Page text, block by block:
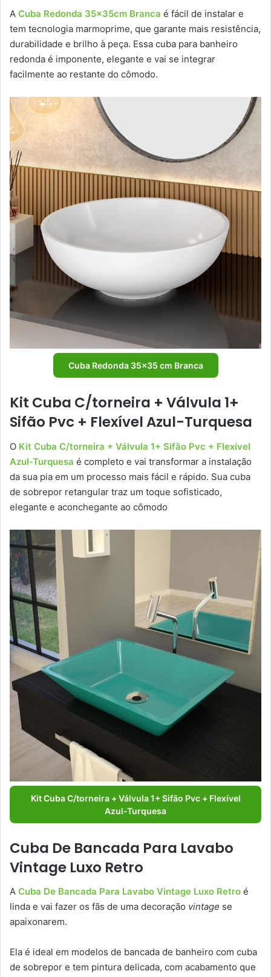
A Cuba Redonda 35x35cm Branca é fácil de instalar e
tem tecnologia marmoprime, que garante mais resistência,
durabilidade e brilho à peça. Essa cuba para banheiro
redonda é imponente, elegante e vai se integrar
facilmente ao restante do cômodo.
Cuba Redonda 35×35 cm Branca
Kit Cuba C/torneira + Válvula 1+
Sifão Pvc + Flexível Azul-Turquesa
O Kit Cuba C/torneira + Válvula 1+ Sifão Pvc + Flexível
Azul-Turquesa é completo e vai transformar a instalação
da sua pia em um processo mais fácil e rápido. Sua cuba
de sobrepor retangular traz um toque sofisticado,
elegante e aconchegante ao cômodo
Kit Cuba C/torneira + Válvula 1+ Sifão Pvc + Flexível
Azul-Turquesa
Cuba De Bancada Para Lavabo
Vintage Luxo Retro
A Cuba De Bancada Para Lavabo Vintage Luxo Retro é
linda e vai fazer os fãs de uma decoração vintage se
apaixonarem.
Ela é ideal em modelos de bancada de banheiro com cuba
de sobrepor e tem pintura delicada, com acabamento que